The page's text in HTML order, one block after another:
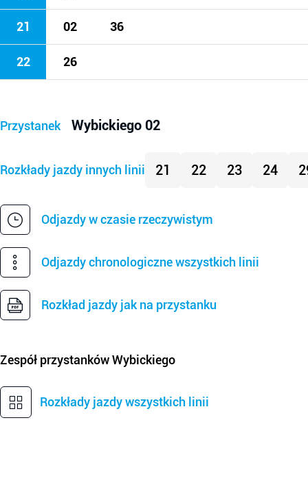
21 02 36
22 26
Przystanek Wybickiego 02
Rozkłady jazdy innych linii 21 22 23 24
Odjazdy w czasie rzeczywistym
Odjazdy chronologiczne wszystkich linii
Rozkład jazdy jak na przystanku
Zespół przystankówWybickiego
Rozkłady jazdy wszystkich linii